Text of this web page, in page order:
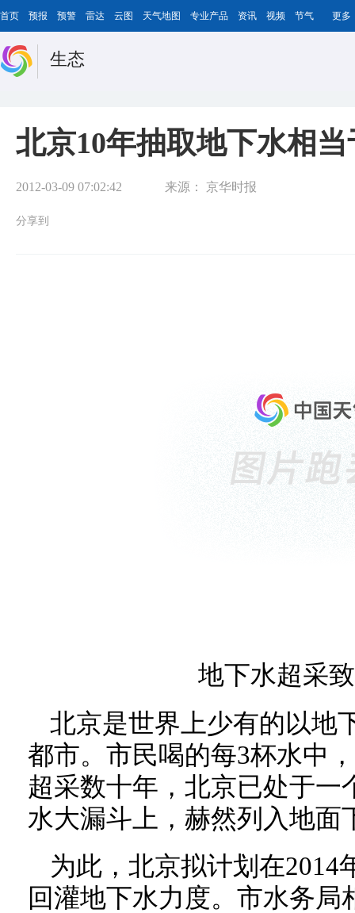
首页 预报 预警 雷达 云图 天气地图 专业产品 资讯 视频 节气 更多
生态
北京10年抽取地下水相
2012-03-09 07:02:42 来源： 京华时报
分享到
地下水超采
北京是世界上少有的以地
都市。市民喝的每3杯水中
超采数十年，北京已处于一
水大漏斗上，赫然列入地面
为此，北京拟计划在2014
回灌地下水力度。市水务